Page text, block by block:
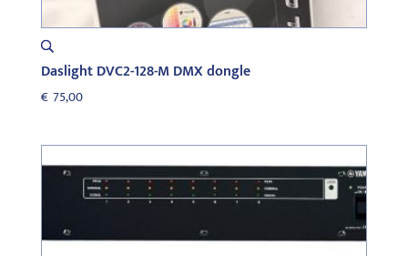
Daslight DVC2-128-M DMX dongle
€ 75,00